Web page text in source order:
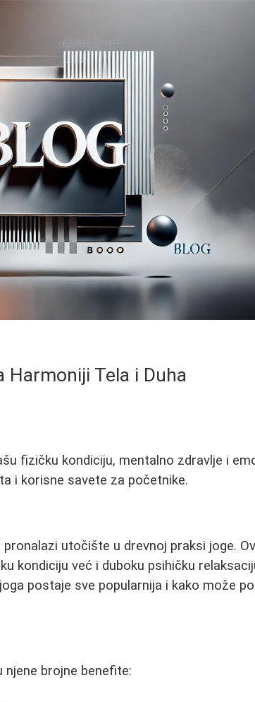
Harmoniji Tela i Duha
fizičku kondiciju, mentalno zdravlje i
i korisne savete za početnike.
utočište u drevnoj praksi joge.
kondiciju već i duboku psihičku
postaje sve popularnija i kako može
brojne benefite: